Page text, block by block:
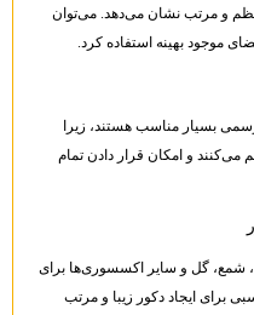
و مرتب نشان می‌دهد. می‌توان
موجود بهینه استفاده کرد.
بسیار مناسب هستند، زیرا
و امکان قرار دادن تمام
گل و سایر اکسسوری‌ها برای
ایجاد دکور زیبا و مرتب